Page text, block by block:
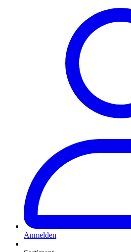
Anmelden